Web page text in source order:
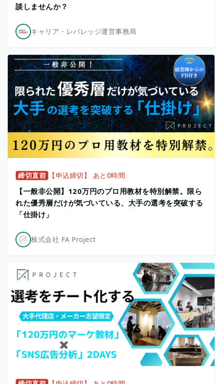
談しませんか？
キャリア・レバレッジ運営事務局
締切直前 【申込締切】 あと0時間
【一般非公開】120万円のプロ用教材を特別解禁。限ら
れた優秀層だけが気づいている、大手の選考を突破する
「仕掛け」
株式会社 FA Project